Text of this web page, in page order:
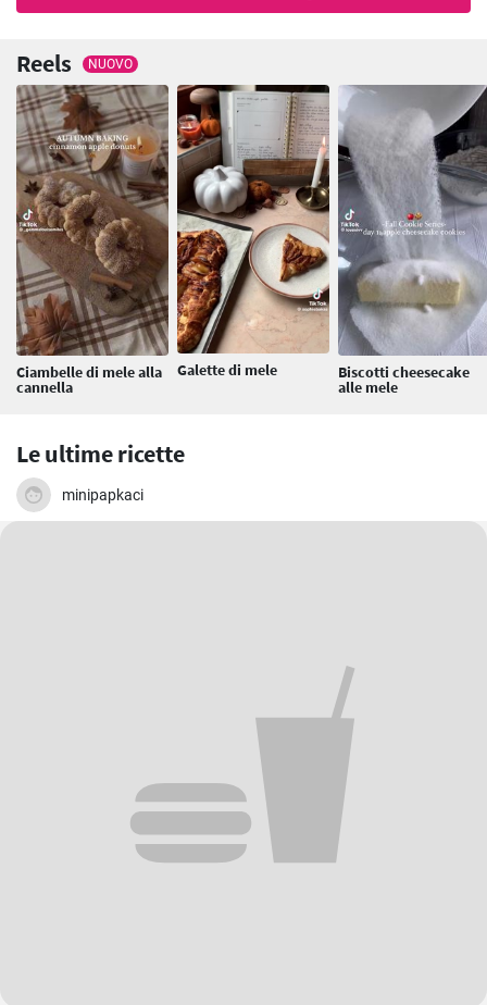
Reels NUOVO
Ciambelle di mele alla
cannella
Galette di mele Biscotti cheesecake
alle mele
Le ultime ricette
minipapkaci